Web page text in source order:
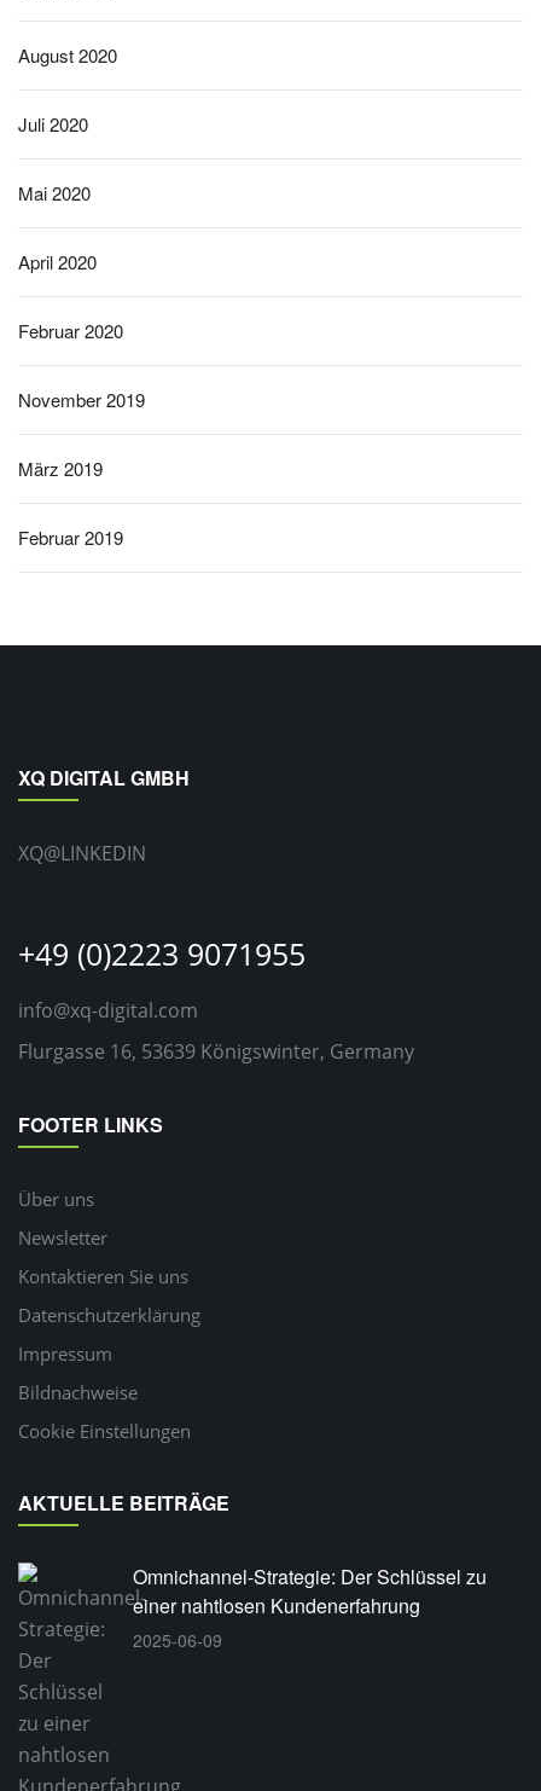
August 2020
Juli 2020
Mai 2020
April 2020
Februar 2020
November 2019
März 2019
Februar 2019
XQ DIGITAL GMBH
XQ@LINKEDIN
+49 (0)2223 9071955
info@xq-digital.com
Flurgasse 16, 53639 Königswinter, Germany
FOOTER LINKS
Über uns
Newsletter
Kontaktieren Sie uns
Datenschutzerklärung
Impressum
Bildnachweise
Cookie Einstellungen
AKTUELLE BEITRÄGE
Omnichannel-Strategie: Der Schlüssel zu
einer nahtlosen Kundenerfahrung
2025-06-09